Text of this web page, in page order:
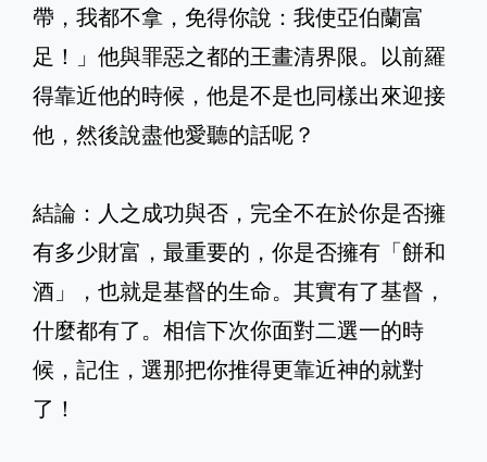
帶，我都不拿，免得你說：我使亞伯蘭富
足！」他與罪惡之都的王畫清界限。以前羅
得靠近他的時候，他是不是也同樣出來迎接
他，然後說盡他愛聽的話呢？
結論：人之成功與否，完全不在於你是否擁
有多少財富，最重要的，你是否擁有「餅和
酒」，也就是基督的生命。其實有了基督，
什麼都有了。相信下次你面對二選一的時
候，記住，選那把你推得更靠近神的就對
了！